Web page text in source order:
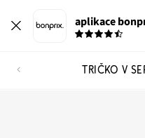
aplikace
TRIČKO V